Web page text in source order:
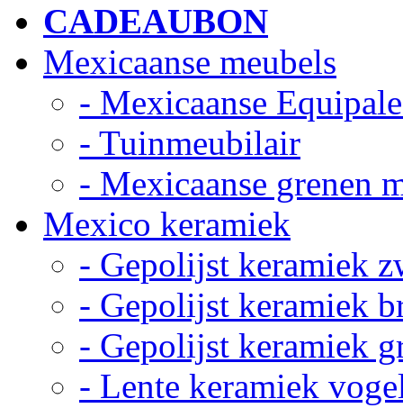
CADEAUBON
Mexicaanse meubels
- Mexicaanse
- Tuinmeubilair
- Mexicaanse grenen
Mexico keramiek
- Gepolijst keramiek
- Gepolijst keramiek
- Gepolijst keramiek
- Lente keramiek